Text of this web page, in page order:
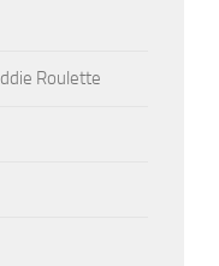
Roulette